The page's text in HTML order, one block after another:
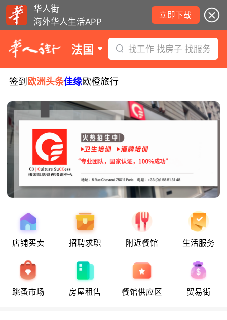
华人街
海外华人生活APP
立即下载
法国 找工作 找房子 找服务
签到 欧洲头条佳缘欧橙旅行
店铺买卖 招聘求职 附近餐馆 生活服务
跳蚤市场 房屋租售 餐馆供应区 贸易街
八月十五警惕恐袭！